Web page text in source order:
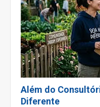
Além do
Diferente